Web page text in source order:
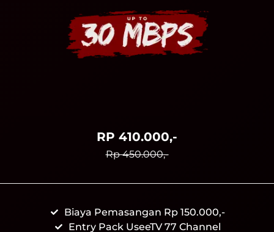
RP 410.000,-
Rp 450.000,-
Biaya Pemasangan Rp 150.000,-
Entry Pack UseeTV 77 Channel